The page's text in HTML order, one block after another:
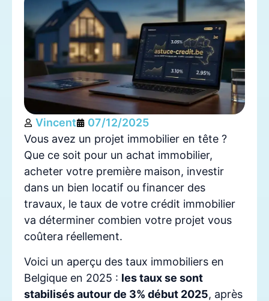
Vincent
07/12/2025
Vous avez un projet immobilier en tête ?
Que ce soit pour un achat immobilier,
acheter votre première maison, investir
dans un bien locatif ou financer des
travaux, le taux de votre crédit immobilier
va déterminer combien votre projet vous
coûtera réellement.
Voici un aperçu des taux immobiliers en
Belgique en 2025 : les taux se sont
stabilisés autour de 3% début 2025, après